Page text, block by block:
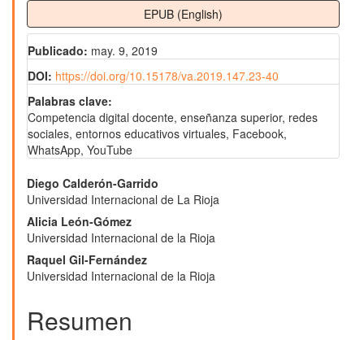
EPUB (English)
Publicado: may. 9, 2019
DOI: https://doi.org/10.15178/va.2019.147.23-40
Palabras clave:
Competencia digital docente, enseñanza superior, redes
sociales, entornos educativos virtuales, Facebook,
WhatsApp, YouTube
Contenido
principal
del
artículo
Diego Calderón-Garrido
Universidad Internacional de La Rioja
Alicia León-Gómez
Universidad Internacional de la Rioja
Raquel Gil-Fernández
Universidad Internacional de la Rioja
Resumen